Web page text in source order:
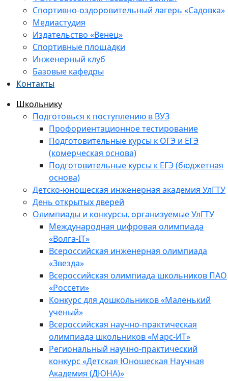
Спортивно-оздоровительный лагерь «Садовка»
Медиастудия
Издательство «Венец»
Спортивные площадки
Инженерный клуб
Базовые кафедры
Контакты
Школьнику
Подготовься к поступлению в ВУЗ
Профориентационное тестирование
Подготовительные курсы к ОГЭ и ЕГЭ
(комерческая основа)
Подготовительные курсы к ЕГЭ (бюджетная
основа)
Детско-юношеская инженерная академия УлГТУ
День открытых дверей
Олимпиады и конкурсы, организуемые УлГТУ
Международная цифровая олимпиада
«Волга-IT»
Всероссийская инженерная олимпиада
«Звезда»
Всероссийская олимпиада школьников ПАО
«Россети»
Конкурс для дошкольников «Маленький
ученый»
Всероссийская научно-практическая
олимпиада школьников «Марс-ИТ»
Региональный научно-практический
конкурс «Детская Юношеская Научная
Академия (ДЮНА)»